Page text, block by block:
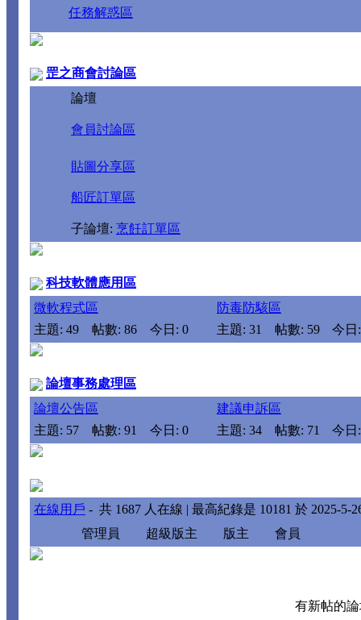
任務解惑區
罡之商會討論區
論壇
會員討論區
貼圖分享區
船匠訂單區
子論壇: 烹飪訂單區
科技軟體應用區
微軟程式區
主題: 49
帖數: 86 今日: 0
防毒防駭區
主題: 31
帖數: 59 今日
論壇事務處理區
論壇公告區
主題: 57
帖數: 91 今日: 0
建議申訴區
主題: 34
帖數: 71 今日
在線用戶 - 共 1687 人在線 | 最高紀錄是 10181 於 2025-5-
管理員
超級版主 版主 會員
有新帖